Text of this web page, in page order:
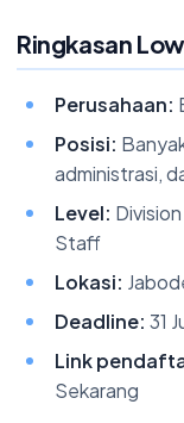
Ringkasan
Perusahaan:
Posisi:
administrasi,
Level:
Staff
Lokasi:
Deadline: 31
Link
Sekarang